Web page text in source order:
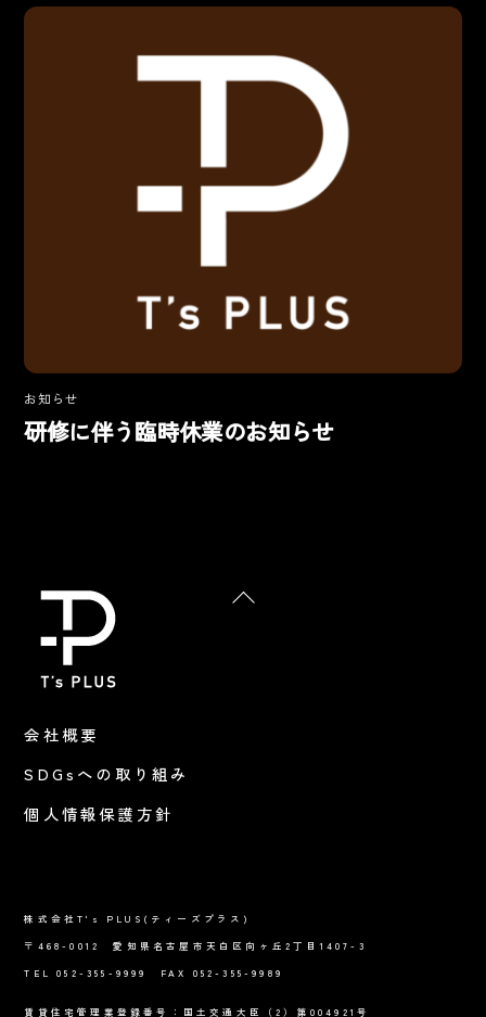
お知らせ
研修に伴う臨時休業のお知らせ
Back
会社概要
SDGsへの取り組み
個人情報保護方針
株式会社T's PLUS(ティーズプラス)
〒468-0012 愛知県名古屋市天白区向ヶ丘2丁目1407-3
TEL 052-355-9999 FAX 052-355-9989
賃貸住宅管理業登録番号：国土交通大臣（2）第004921号